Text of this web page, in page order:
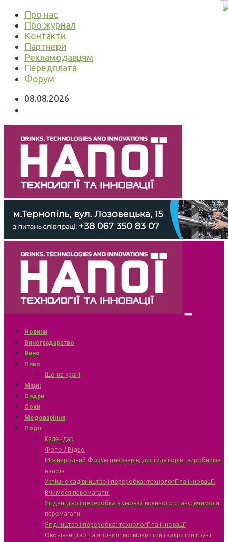
Про нас
Про журнал
Контакти
Партнери
Рекламодавцям
Передплата
Форум
08.08.2026
Новини
Виноградарство
Вино
Пиво
Що на крані
Міцні
Сидри
Соки
Медоваріння
Події
Календар
Фото / Відео
Міжнародний Форум пивоварів, дистиляторів і виробників
напоїв
Успішне садівництво і переробка: технології та інновації.
Вчимося перемагати!
Ягідництво і переробка в умовах воєнного стану: вчимося
перемагати!
Ягідництво і переробка: технології та інновації
Овочівництво та ягідництво: відкритий і закритий ґрунт